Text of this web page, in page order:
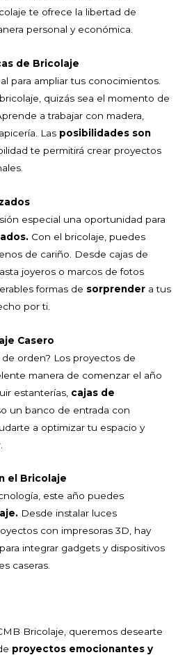
te ofrece la libertad de
personal y económica.
de Bricolaje
para ampliar tus conocimientos.
quizás sea el momento de
a trabajar con madera,
Las posibilidades son
te permitirá crear proyectos
especial una oportunidad para
Con el bricolaje, puedes
de cariño. Desde cajas de
joyeros o marcos de fotos
formas de sorprender a tus
por ti.
Casero
orden? Los proyectos de
manera de comenzar el año
estanterías, cajas de
un banco de entrada con
a optimizar tu espacio y
el Bricolaje
este año puedes
Desde instalar luces
con impresoras 3D, hay
integrar gadgets y dispositivos
caseras.
Bricolaje, queremos desearte
proyectos emocionantes y